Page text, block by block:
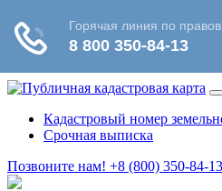
Кадастровый номер
Срочная выписка
Позвоните нам! +8 (800) 350-84-